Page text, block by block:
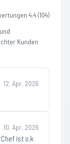
4.4(104)
Kunden
12. Apr. 2026
10. Apr. 2026
ist o.k